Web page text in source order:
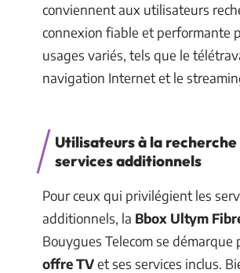
conviennent aux utilisateurs
connexion fiable et performante
usages variés, tels que le
navigation Internet et le
Utilisateurs à la recherche
services additionnels
Pour ceux qui privilégient les
additionnels, la Bbox Ultym
Bouygues Telecom se démarque
offre TVet ses services inclus.